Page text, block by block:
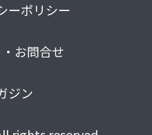
ーポリシー
お問合せ
ジン